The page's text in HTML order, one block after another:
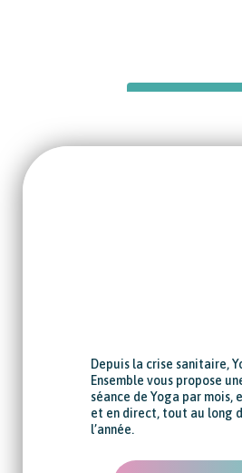
Depuis la crise sanitaire,
Ensemble vous propose
séance de Yoga par mois,
et en direct, tout au long
l’année.